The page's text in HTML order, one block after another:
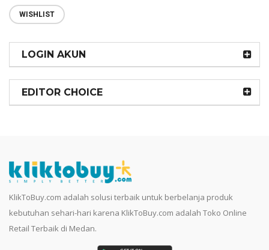
WISHLIST
LOGIN AKUN
EDITOR CHOICE
KlikToBuy.com adalah solusi terbaik untuk berbelanja produk
kebutuhan sehari-hari karena KlikToBuy.com adalah Toko Online
Retail Terbaik di Medan.